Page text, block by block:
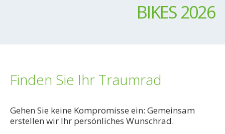
BIKES 2026
Finden Sie Ihr Traumrad
Gehen Sie keine Kompromisse ein: Gemeinsam
erstellen wir Ihr persönliches Wunschrad.